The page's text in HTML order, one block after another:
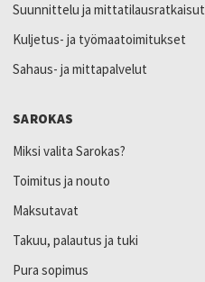
Suunnittelu ja mittatilausratkaisut
Kuljetus- ja työmaatoimitukset
Sahaus- ja mittapalvelut
SAROKAS
Miksi valita Sarokas?
Toimitus ja nouto
Maksutavat
Takuu, palautus ja tuki
Pura sopimus